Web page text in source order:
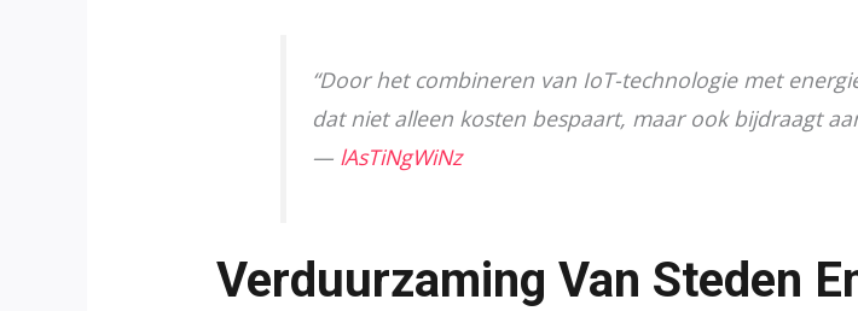
“Door het combineren van IoT-technologie met
dat niet alleen kosten bespaart, maar ook bijdraagt
— lAsTiNgWiNz
Verduurzaming Van Steden